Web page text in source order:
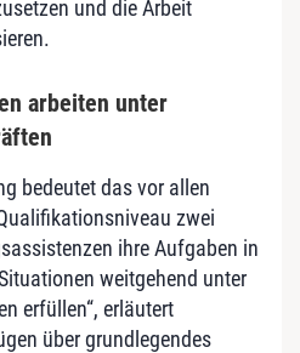
und die Arbeit
arbeiten unter
bedeutet das vor allen
zwei
ihre Aufgaben in
weitgehend unter
erfüllen“, erläutert
über grundlegendes